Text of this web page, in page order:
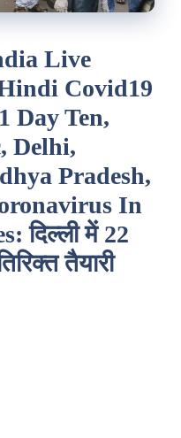
Live
Covid19
Day Ten,
Delhi,
Pradesh,
In
दिल्ली में 22
तैयारी